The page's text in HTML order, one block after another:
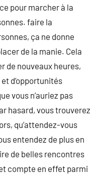
pour marcher à la
faire la
ça ne donne
de la manie. Cela
de nouveaux heures,
d’opportunités
vous n’auriez pas
hasard, vous trouverez
qu’attendez-vous
entendez de plus en
de belles rencontres
compte en effet parmi